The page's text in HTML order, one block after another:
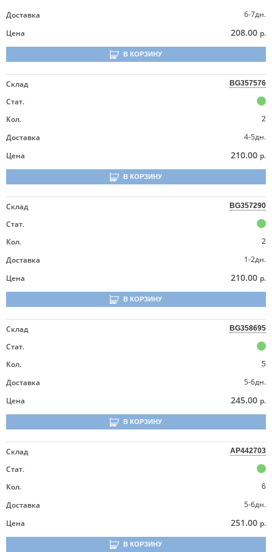
Доставка
6-7дн.
Цена
208.00 р.
В КОРЗИНУ
Склад BG357576
Стат.
Кол.
2
Доставка
4-5дн.
Цена
210.00 р.
В КОРЗИНУ
Склад BG357290
Стат.
Кол.
2
Доставка
1-2дн.
Цена
210.00 р.
В КОРЗИНУ
Склад BG358695
Стат.
Кол.
5
Доставка
5-6дн.
Цена
245.00 р.
В КОРЗИНУ
Склад AP442703
Стат.
Кол.
6
Доставка
5-6дн.
Цена
251.00 р.
В КОРЗИНУ